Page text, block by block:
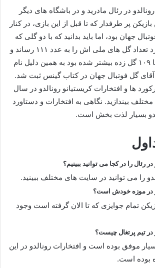
در رئال‌ مادرید و در باشگاه های دیگر
پر طرفدار که تا قبل از این بازی، در کنار
جهان بود، اما باید بدانید که با دو گلی که
به به نام خود ثبت کرد تعداد گل‌ های ملی اش را به عدد ۱۱۱ رساند و
از رکورد علی دایی با ۱۰۹ گل زده بیشتر شده بود به همین دلیل نام
آقای گل فوتبال جهان در کتاب گینس ثبت شد.
ها و افتخارات کریستیانو رونالدو در سال
مختلف بیندازید. نگاهی به افتخارات و دستاورد
بسیار لذت بخش است.
در رئال را در کجا می توانید ببینیم؟
را می توانید در سایت های مختلف ببینید.
در موزه خودش است؟
تمام جوایزی که تا الان گرفته است وجود
در تیم پرتغال چیست؟
موفق بوده است و افتخارات رونالدو در این
بوده است.